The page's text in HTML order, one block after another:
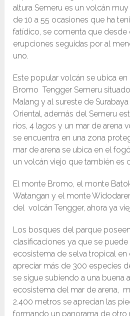
altura Semeru es un volcán
de 10 a 55 ocasiones que ha
fatídico, se comenta que desde
erupciones seguidas por al
uno.
Este popular volcán se ubica
Bromo Tengger Semeru
Malang y al sureste de
Oriental, además del Semeru
ríos, 4 lagos y un mar de arena
se encuentra en una zona
mar de arena se ubica en el
un volcán viejo que también es
El monte Bromo, el monte
Watangan y el monte
del volcán Tengger, ahora ya
Los bosques del parque
clasificaciones ya que se puede
ecosistema de selva tropical en
apreciar más de 300 especies
se sigue subiendo a una buena
ecosistema del mar de arena,
2.400 metros se aprecian las
formando un panorama de otro